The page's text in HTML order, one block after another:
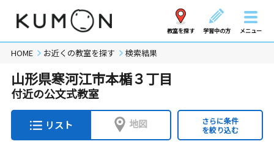
教室を探す 学習中の方 メニュー
HOME お近くの教室を探す 検索結果
山形県寒河江市本楯３丁目
付近の公文式教室
リスト 地図
さらに条件
を絞り込む